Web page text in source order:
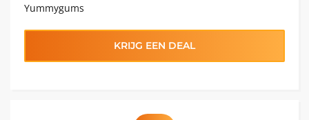
Yummygums
KRIJG EEN DEAL